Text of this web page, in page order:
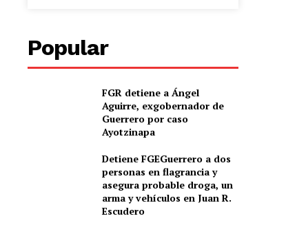
Popular
FGR detiene a Ángel
Aguirre, exgobernador de
Guerrero por caso
Ayotzinapa
Detiene FGEGuerrero a dos
personas en flagrancia y
asegura probable droga, un
arma y vehículos en Juan R.
Escudero